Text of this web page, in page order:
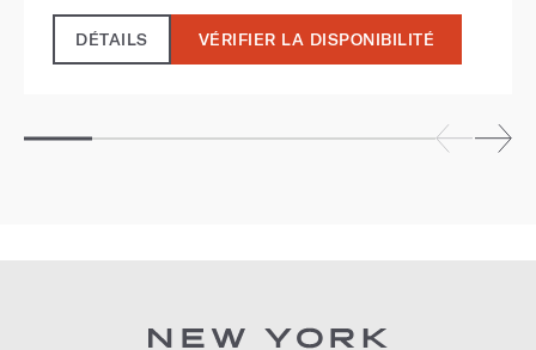
DÉTAILS VÉRIFIER LA DISPONIBILITÉ